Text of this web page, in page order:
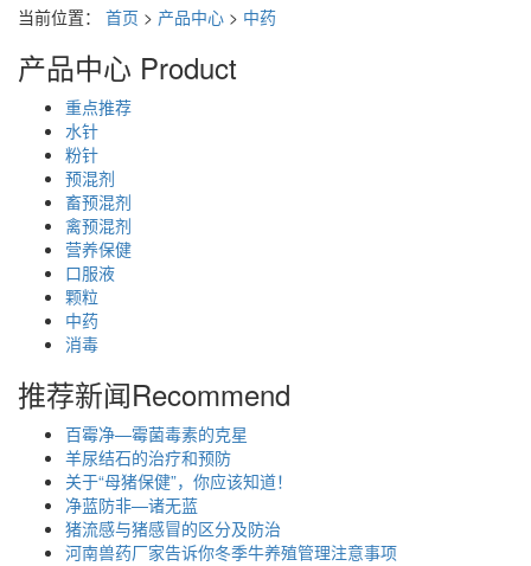
当前位置： 首页 > 产品中心 > 中药
产品中心 Product
重点推荐
水针
粉针
预混剂
畜预混剂
禽预混剂
营养保健
口服液
颗粒
中药
消毒
推荐新闻Recommend
百霉净—霉菌毒素的克星
羊尿结石的治疗和预防
关于“母猪保健”，你应该知道！
净蓝防非—诸无蓝
猪流感与猪感冒的区分及防治
河南兽药厂家告诉你冬季牛养殖管理注意事项